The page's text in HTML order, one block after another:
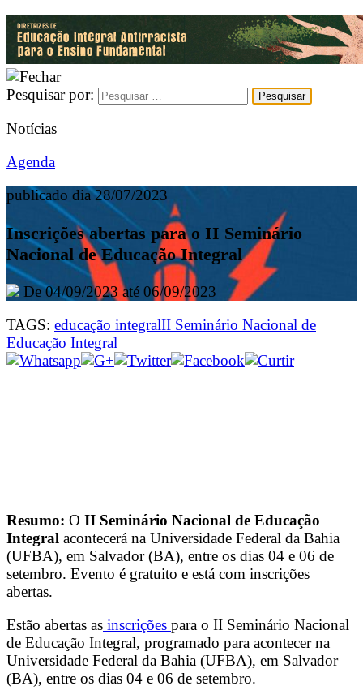
Pesquisar por:
Notícias
Agenda
publicado dia 28/07/2023
Inscrições abertas para o II Seminário
Nacional de Educação Integral
De 04/09/2023 até 06/09/2023
TAGS: educação integralII Seminário Nacional de
Educação Integral
Resumo: O II Seminário Nacional de Educação
Integral acontecerá na Universidade Federal da Bahia
(UFBA), em Salvador (BA), entre os dias 04 e 06 de
setembro. Evento é gratuito e está com inscrições
abertas.
Estão abertas as inscrições para o II Seminário Nacional
de Educação Integral, programado para acontecer na
Universidade Federal da Bahia (UFBA), em Salvador
(BA), entre os dias 04 e 06 de setembro.